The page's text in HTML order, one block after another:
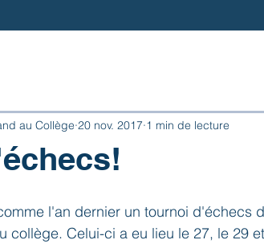
au Collège 20 nov. 2017 1 min de lecture
l'an dernier un tournoi d'échecs
collège. Celui-ci a eu lieu le 27, le 29